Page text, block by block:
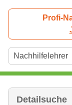
Profi-
Detailsuche